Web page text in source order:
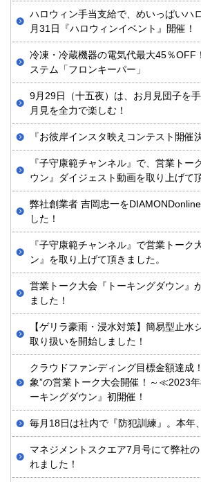
ハロウィン手当支給で、めいっぱいハ
月31日『ハロウィンイベント』開催！
冷凍・冷蔵機器の電気代最大45％OFF
ステム「フロンキーパー」
9月29日（十五夜）は、お月見団子を
月見を全力で楽しむ！
『お彼岸インスタ映えコンテスト開催
『子守康範チャンネル』で、営業トー
ウン』ダイジェスト動画を取り上げて
弊社創業者 吉岡忠一を
した！
『子守康範チャンネル』で営業トーク
ン』を取り上げて頂きました。
営業トーク大会『トーキングダウン』
ました！
【ゲリラ豪雨・浸水対策】簡易型止水
取り扱いを開始しました！
クラウドファンディング目標金額達成
象”の営業トーク大会開催！～≪2023
ーキングダウン』初開催！
毎月18日は社内で『防犯訓練』。本年
マネジメントスクエア7月号にて弊社
れました！